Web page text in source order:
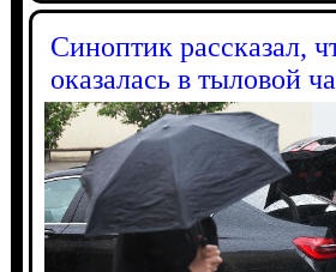
Синоптик рассказал,
оказалась в тыловой